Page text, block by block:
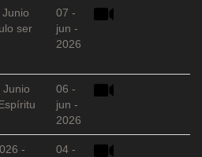
ser
07 -
jun -
2026
Junio
06 -
jun -
2026
-
04 -